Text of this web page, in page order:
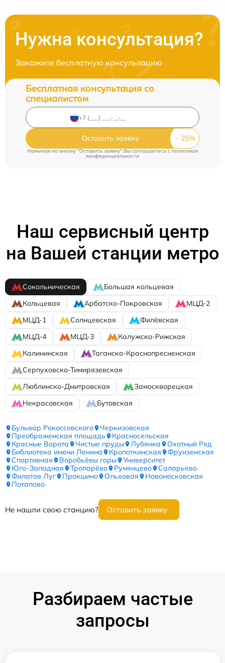
Нужна консультация?
Закажите бесплатную консультацию
Бесплатная консультация со
специалистом
Оставить заявку
Нажимая на кнопку "Оставить заявку" Вы соглашаетесь c политикой
конфиденциальности
Наш сервисный центр
на Вашей станции метро
Сокольническая
Большая кольцевая
Кольцевая
Арбатско-Покровская
МЦД-2
МЦД-1
Солнцевская
Филёвская
МЦД-4
МЦД-3
Калужско-Рижская
Калининская
Таганско-Краснопресненская
Серпуховско-Тимирязевская
Люблинско-Дмитровская
Замоскворецкая
Некрасовская
Бутовская
Бульвар Рокоссовского
Черкизовская
Преображенская площадь
Красносельская
Красные Ворота
Чистые пруды Лубянка
Охотный Ряд
Библиотека имени Ленина
Кропоткинская
Фрунзенская
Спортивная
Воробьёвы горы
Университет
Юго-Западная
Тропарёво Румянцево
Саларьево
Филатов Луг
Прокшино Ольховая
Новомосковская
Потапово
Не нашли свою станцию? Оставить заявку
Разбираем частые
запросы